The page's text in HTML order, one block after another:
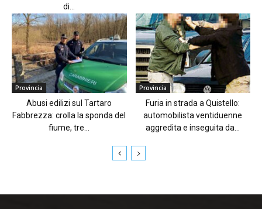
di...
Provincia
Abusi edilizi sul Tartaro
Fabbrezza: crolla la sponda del
fiume, tre...
Provincia
Furia in strada a Quistello:
automobilista ventiduenne
aggredita e inseguita da...